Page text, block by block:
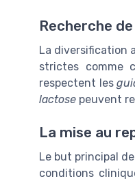
Recherche
La diversification
strictes comme
respectent les
lactose peuvent
La mise au
Le but principal
conditions